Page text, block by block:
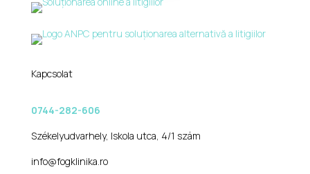
Kapcsolat
0744-282-606
Székelyudvarhely, Iskola utca, 4/1 szám
info@fogklinika.ro